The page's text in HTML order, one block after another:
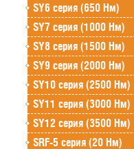
SY6 серия (650 Нм)
SY7 серия (1000 Нм)
SY8 серия (1500 Нм)
SY9 серия (2000 Нм)
SY10 серия (2500 Нм)
SY11 серия (3000 Нм)
SY12 серия (3500 Нм)
SRF-5 серия (20 Нм)